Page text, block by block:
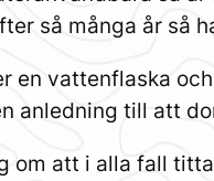
så många år så
en vattenflaska
anledning till att
om att i alla fall